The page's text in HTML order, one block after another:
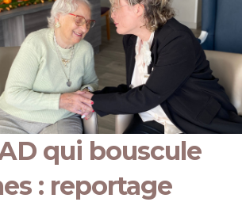
qui bouscule
: reportage